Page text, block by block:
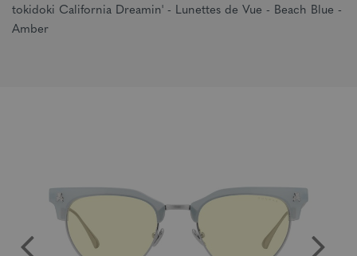
tokidoki California Dreamin' - Lunettes de Vue - Beach Blue -
Amber